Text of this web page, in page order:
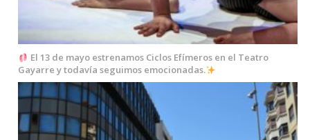
El 13 de mayo estrenamos Ciclos Efímeros en el Teatro
Gayarre y todavía seguimos emocionadas.